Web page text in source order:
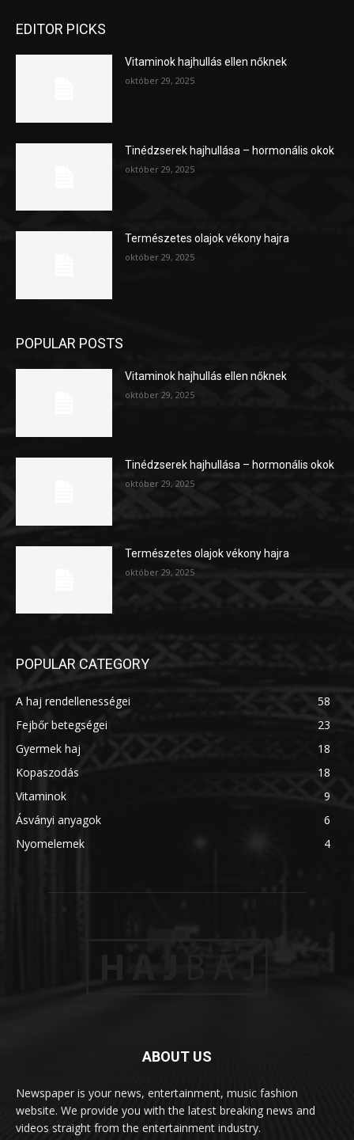
EDITOR PICKS
Vitaminok hajhullás ellen nőknek
október 29, 2025
Tinédzserek hajhullása – hormonális okok
október 29, 2025
Természetes olajok vékony hajra
október 29, 2025
POPULAR POSTS
Vitaminok hajhullás ellen nőknek
október 29, 2025
Tinédzserek hajhullása – hormonális okok
október 29, 2025
Természetes olajok vékony hajra
október 29, 2025
POPULAR CATEGORY
A haj rendellenességei
58
Fejbőr betegségei
23
Gyermek haj
18
Kopaszodás
18
Vitaminok
9
Ásványi anyagok
6
Nyomelemek
4
ABOUT US
Newspaper is your news, entertainment, music fashion
website. We provide you with the latest breaking news and
videos straight from the entertainment industry.